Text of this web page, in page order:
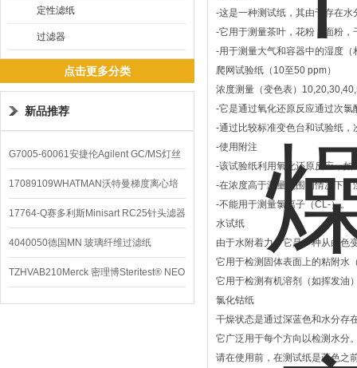
定性滤纸
过滤器
点击更多分类
新品推荐
G7005-60061安捷伦Agilent GC/MS灯丝
配件
17089109WHATMAN沃特曼梯度离心培
养基
17764-Q赛多利斯Minisart RC25针头滤器
4040050德国MN 玻璃纤维过滤纸
TZHVAB210Merck 密理博Steritest® NEO
设备
-这是一种测试纸，其由于存在水
-它用于测量茶叶，花粉，面粉
-用于测量大气和容器中的湿度（
爬网试验纸（10至50 ppm）
浓度测量（变色表）
-它是通过氧化还原反应通过次
-通过比较标准变色台和试验纸
-使用附注
-该试验纸利用氧化还原反应，
-在浓度高于测量范围的情况下，
-不能用于测量氯离子（CL-）。
水试纸
由于水附着力，它是一种从白色
它用于检测固体表面上的粘附水
它用于检测有机溶剂（如挥发油
氯化钴纸
干燥状态是通过深蓝色和水分存
它广泛用于每个方向以检测水分
请在使用前，在测试纸是蓝色之